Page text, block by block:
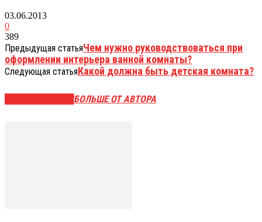
03.06.2013
0
389
Предыдущая статьяЧем нужно руководствоваться при
оформлении интерьера ванной комнаты?
Следующая статьяКакой должна быть детская комната?
БОЛЬШЕ ОТ АВТОРА